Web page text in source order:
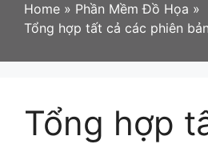
Home » Phần Mềm Đồ Họa »
Tổng hợp tất cả các phiên
Tổng hợp